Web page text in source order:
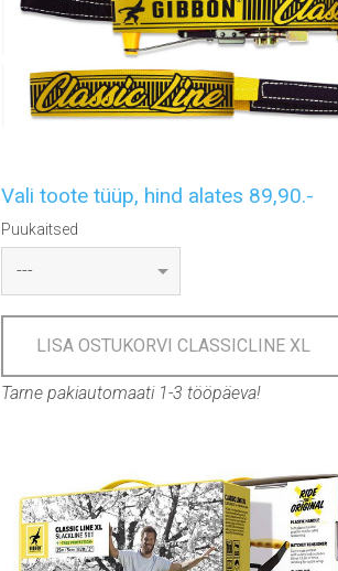
Vali toote tüüp, hind alates 89,90.-
Puukaitsed
LISA OSTUKORVI CLASSICLINE XL
Tarne pakiautomaati 1-3 tööpäeva!